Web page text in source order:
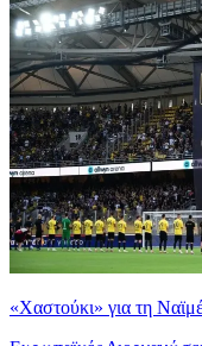
«Χαστούκι» για τη